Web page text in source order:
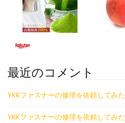
最近のコメント
YKKファスナーの修理を依頼してみた
YKKファスナーの修理を依頼してみた